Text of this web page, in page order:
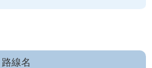
路線名